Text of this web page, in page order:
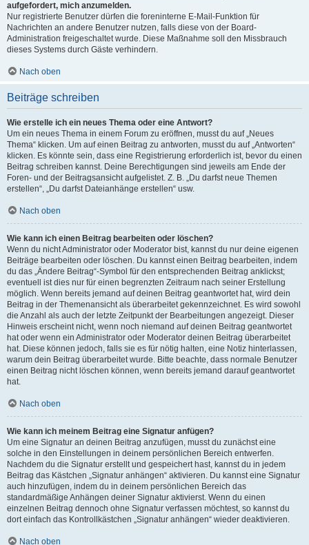
aufgefordert, mich anzumelden.
Nur registrierte Benutzer dürfen die foreninterne E-Mail-Funktion für
Nachrichten an andere Benutzer nutzen, falls diese von der Board-
Administration freigeschaltet wurde. Diese Maßnahme soll den Missbrauch
dieses Systems durch Gäste verhindern.
Nach oben
Beiträge schreiben
Wie erstelle ich ein neues Thema oder eine Antwort?
Um ein neues Thema in einem Forum zu eröffnen, musst du auf „Neues
Thema“ klicken. Um auf einen Beitrag zu antworten, musst du auf „Antworten“
klicken. Es könnte sein, dass eine Registrierung erforderlich ist, bevor du einen
Beitrag schreiben kannst. Deine Berechtigungen sind jeweils am Ende der
Foren- und der Beitragsansicht aufgelistet. Z. B. „Du darfst neue Themen
erstellen“, „Du darfst Dateianhänge erstellen“ usw.
Nach oben
Wie kann ich einen Beitrag bearbeiten oder löschen?
Wenn du nicht Administrator oder Moderator bist, kannst du nur deine eigenen
Beiträge bearbeiten oder löschen. Du kannst einen Beitrag bearbeiten, indem
du das „Ändere Beitrag“-Symbol für den entsprechenden Beitrag anklickst;
eventuell ist dies nur für einen begrenzten Zeitraum nach seiner Erstellung
möglich. Wenn bereits jemand auf deinen Beitrag geantwortet hat, wird dein
Beitrag in der Themenansicht als überarbeitet gekennzeichnet. Es wird sowohl
die Anzahl als auch der letzte Zeitpunkt der Bearbeitungen angezeigt. Dieser
Hinweis erscheint nicht, wenn noch niemand auf deinen Beitrag geantwortet
hat oder wenn ein Administrator oder Moderator deinen Beitrag überarbeitet
hat. Diese können jedoch, falls sie es für nötig halten, eine Notiz hinterlassen,
warum dein Beitrag überarbeitet wurde. Bitte beachte, dass normale Benutzer
einen Beitrag nicht löschen können, wenn bereits jemand darauf geantwortet
hat.
Nach oben
Wie kann ich meinem Beitrag eine Signatur anfügen?
Um eine Signatur an deinen Beitrag anzufügen, musst du zunächst eine
solche in den Einstellungen in deinem persönlichen Bereich entwerfen.
Nachdem du die Signatur erstellt und gespeichert hast, kannst du in jedem
Beitrag das Kästchen „Signatur anhängen“ aktivieren. Du kannst eine Signatur
auch hinzufügen, indem du in deinem persönlichen Bereich das
standardmäßige Anhängen deiner Signatur aktivierst. Wenn du einen
einzelnen Beitrag dennoch ohne Signatur verfassen möchtest, so kannst du
dort einfach das Kontrollkästchen „Signatur anhängen“ wieder deaktivieren.
Nach oben